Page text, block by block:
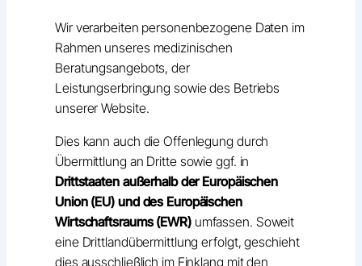
Wir verarbeiten personenbezogene Daten im
Rahmen unseres medizinischen
Beratungsangebots, der
Leistungserbringung sowie des Betriebs
unserer Website.
Dies kann auch die Offenlegung durch
Übermittlung an Dritte sowie ggf. in
Drittstaaten außerhalb der Europäischen
Union (EU) und des Europäischen
Wirtschaftsraums (EWR)umfassen. Soweit
eine Drittlandübermittlung erfolgt, geschieht
dies ausschließlich im Einklang mit den